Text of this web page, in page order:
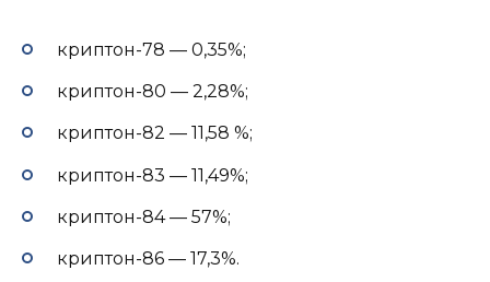
криптон-78 — 0,35%;
криптон-80 — 2,28%;
криптон-82 — 11,58 %;
криптон-83 — 11,49%;
криптон-84 — 57%;
криптон-86 — 17,3%.